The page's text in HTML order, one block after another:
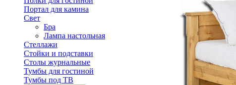
Портал для камина
Свет
Бра
Лампа настольная
Стеллажи
Стойки и подставки
Столы журнальные
Тумбы для гостиной
Тумбы под ТВ